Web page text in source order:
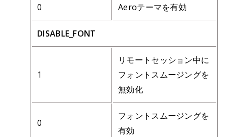
0 Aeroテーマを有効
DISABLE_FONT
1
リモートセッション中に
フォントスムージングを
無効化
0
フォントスムージングを
有効